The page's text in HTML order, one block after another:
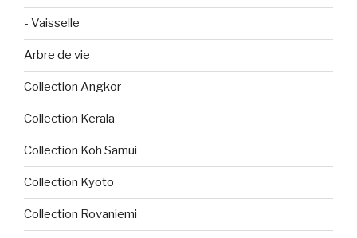
- Vaisselle
Arbre de vie
Collection Angkor
Collection Kerala
Collection Koh Samui
Collection Kyoto
Collection Rovaniemi